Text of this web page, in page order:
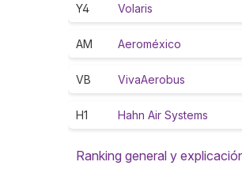
Y4 Volaris
AM Aeroméxico
VB VivaAerobus
H1 Hahn Air Systems
Ranking general y